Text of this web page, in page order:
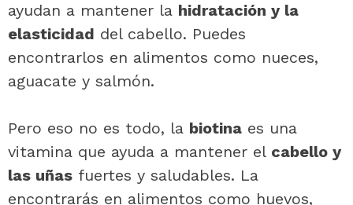
ayudan a mantener la hidratación y la
elasticidad del cabello. Puedes
encontrarlos en alimentos como nueces,
aguacate y salmón.
Pero eso no es todo, la biotina es una
vitamina que ayuda a mantener el cabello y
las uñas fuertes y saludables. La
encontrarás en alimentos como huevos,